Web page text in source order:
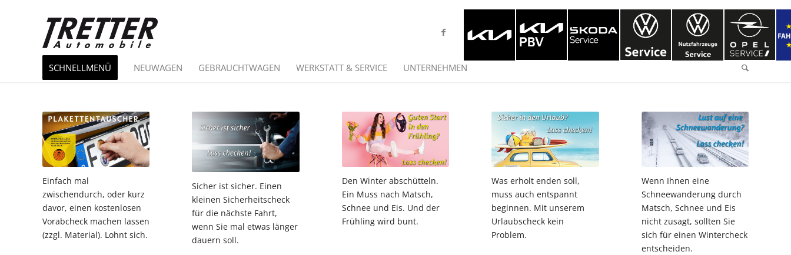
SCHNELLMENÜ NEUWAGEN GEBRAUCHTWAGEN WERKSTATT & SERVICE UNTERNEHMEN
Einfach mal
zwischendurch, oder kurz
davor, einen kostenlosen
Vorabcheck machen lassen
(zzgl. Material). Lohnt sich.
Sicher ist sicher. Einen
kleinen Sicherheitscheck
für die nächste Fahrt,
wenn Sie mal etwas länger
dauern soll.
Den Winter abschütteln.
Ein Muss nach Matsch,
Schnee und Eis. Und der
Frühling wird bunt.
Was erholt enden soll,
muss auch entspannt
beginnen. Mit unserem
Urlaubscheck kein
Problem.
Wenn Ihnen eine
Schneewanderung durch
Matsch, Schnee und Eis
nicht zusagt, sollten Sie
sich für einen Wintercheck
entscheiden.